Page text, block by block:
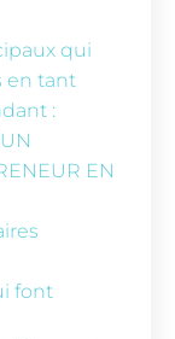
qui
en tant
:
EN
font